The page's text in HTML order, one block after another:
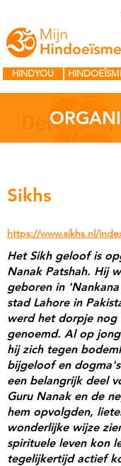
HINDYOU
Sikhs
https://www.sikhs.nl/
Het Sikh geloof is
Nanak Patshah. Hij
geboren in
stad Lahore in
werd het dorpje nog
genoemd. Al op
hij zich tegen
bijgeloof en
een belangrijk deel
Guru Nanak en de
hem opvolgden,
wonderlijke wijze
spirituele leven kon
tegelijkertijd actief